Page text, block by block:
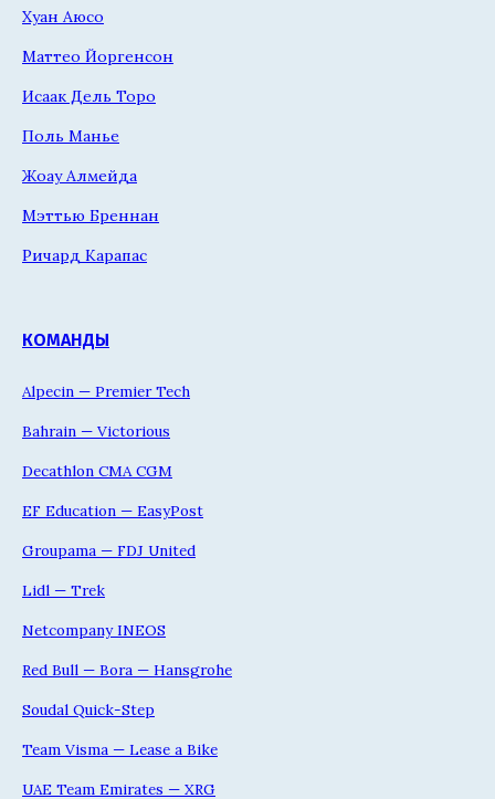
Хуан Аюсо
Маттео Йоргенсон
Исаак Дель Торо
Поль Манье
Жоау Алмейда
Мэттью Бреннан
Ричард Карапас
КОМАНДЫ
Alpecin — Premier Tech
Bahrain — Victorious
Decathlon CMA CGM
EF Education — EasyPost
Groupama — FDJ United
Lidl — Trek
Netcompany INEOS
Red Bull — Bora — Hansgrohe
Soudal Quick-Step
Team Visma — Lease a Bike
UAE Team Emirates — XRG